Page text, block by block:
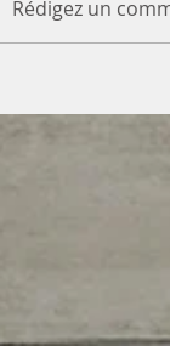
Rédigez un